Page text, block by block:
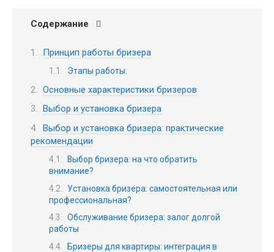
Содержание
Принцип работы бризера
Этапы работы:
Основные характеристики бризеров
Выбор и установка бризера
Выбор и установка бризера: практические
рекомендации
Выбор бризера: на что обратить
внимание?
Установка бризера: самостоятельная или
профессиональная?
Обслуживание бризера: залог долгой
работы
Бризеры для квартиры: интеграция в